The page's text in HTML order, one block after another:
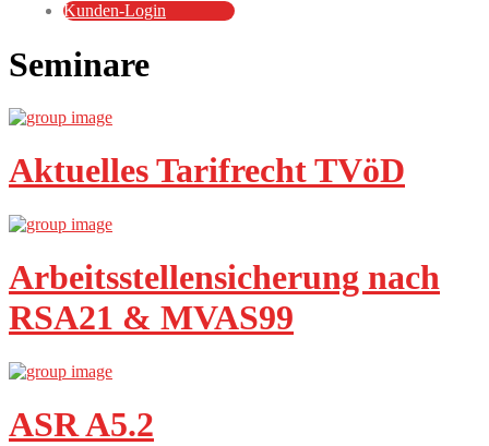
Kunden-Login
Seminare
Aktuelles Tarifrecht TVöD
Arbeitsstellensicherung nach
RSA21 & MVAS99
ASR A5.2